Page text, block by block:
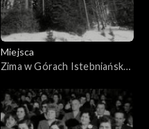
Miejsca
Zima w Górach Istebniańska